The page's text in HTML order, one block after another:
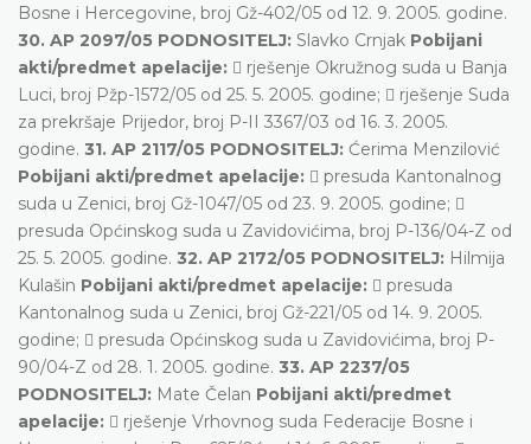
Bosne i Hercegovine, broj Gž-402/05 od 12. 9. 2005. godine.
30. AP 2097/05 PODNOSITELJ: Slavko Crnjak Pobijani
akti/predmet apelacije:  rješenje Okružnog suda u Banja
Luci, broj Pžp-1572/05 od 25. 5. 2005. godine;  rješenje Suda
za prekršaje Prijedor, broj P-II 3367/03 od 16. 3. 2005.
godine. 31. AP 2117/05 PODNOSITELJ: Ćerima Menzilović
Pobijani akti/predmet apelacije:  presuda Kantonalnog
suda u Zenici, broj Gž-1047/05 od 23. 9. 2005. godine; 
presuda Općinskog suda u Zavidovićima, broj P-136/04-Z od
25. 5. 2005. godine. 32. AP 2172/05 PODNOSITELJ: Hilmija
Kulašin Pobijani akti/predmet apelacije:  presuda
Kantonalnog suda u Zenici, broj Gž-221/05 od 14. 9. 2005.
godine;  presuda Općinskog suda u Zavidovićima, broj P-
90/04-Z od 28. 1. 2005. godine. 33. AP 2237/05
PODNOSITELJ: Mate Čelan Pobijani akti/predmet
apelacije:  rješenje Vrhovnog suda Federacije Bosne i